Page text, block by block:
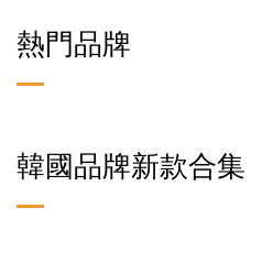
熱門品牌
韓國品牌新款合集